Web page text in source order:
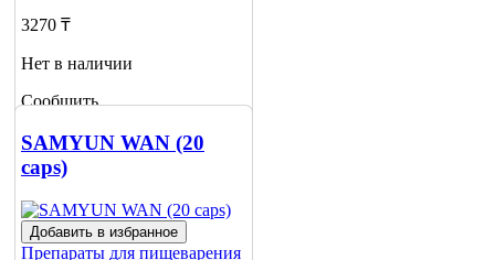
3270 ₸
Нет в наличии
Сообщить
SAMYUN WAN (20
caps)
Добавить в избранное
Препараты для пищеварения